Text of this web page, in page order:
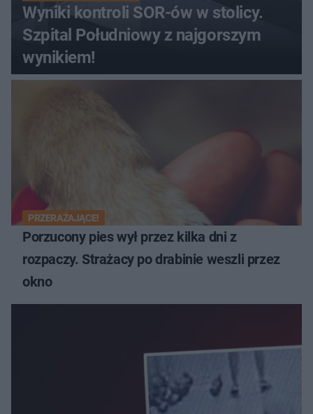
Wyniki kontroli SOR-ów w stolicy.
Szpital Południowy z najgorszym
wynikiem!
PRZERAŻAJĄCE!
Porzucony pies wył przez kilka dni z
rozpaczy. Strażacy po drabinie weszli przez
okno